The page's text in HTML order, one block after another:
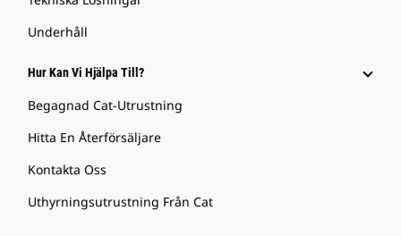
Underhåll
Hur Kan Vi Hjälpa Till?
Begagnad Cat-Utrustning
Hitta En Återförsäljare
Kontakta Oss
Uthyrningsutrustning Från Cat